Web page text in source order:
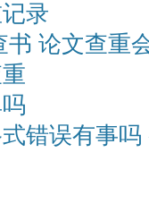
录
论文查重
错误有事